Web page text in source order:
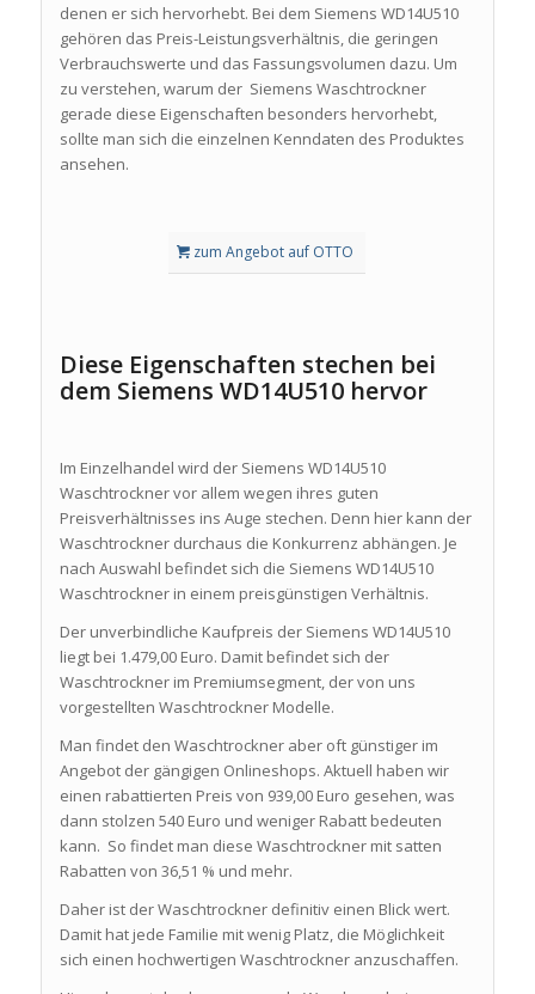
denen er sich hervorhebt. Bei dem Siemens WD14U510
gehören das Preis-Leistungsverhältnis, die geringen
Verbrauchswerte und das Fassungsvolumen dazu. Um
zu verstehen, warum der Siemens Waschtrockner
gerade diese Eigenschaften besonders hervorhebt,
sollte man sich die einzelnen Kenndaten des Produktes
ansehen.
zum Angebot auf OTTO
Diese Eigenschaften stechen bei
dem Siemens WD14U510 hervor
Im Einzelhandel wird der Siemens WD14U510
Waschtrockner vor allem wegen ihres guten
Preisverhältnisses ins Auge stechen. Denn hier kann der
Waschtrockner durchaus die Konkurrenz abhängen. Je
nach Auswahl befindet sich die Siemens WD14U510
Waschtrockner in einem preisgünstigen Verhältnis.
Der unverbindliche Kaufpreis der Siemens WD14U510
liegt bei 1.479,00 Euro. Damit befindet sich der
Waschtrockner im Premiumsegment, der von uns
vorgestellten Waschtrockner Modelle.
Man findet den Waschtrockner aber oft günstiger im
Angebot der gängigen Onlineshops. Aktuell haben wir
einen rabattierten Preis von 939,00 Euro gesehen, was
dann stolzen 540 Euro und weniger Rabatt bedeuten
kann. So findet man diese Waschtrockner mit satten
Rabatten von 36,51 % und mehr.
Daher ist der Waschtrockner definitiv einen Blick wert.
Damit hat jede Familie mit wenig Platz, die Möglichkeit
sich einen hochwertigen Waschtrockner anzuschaffen.